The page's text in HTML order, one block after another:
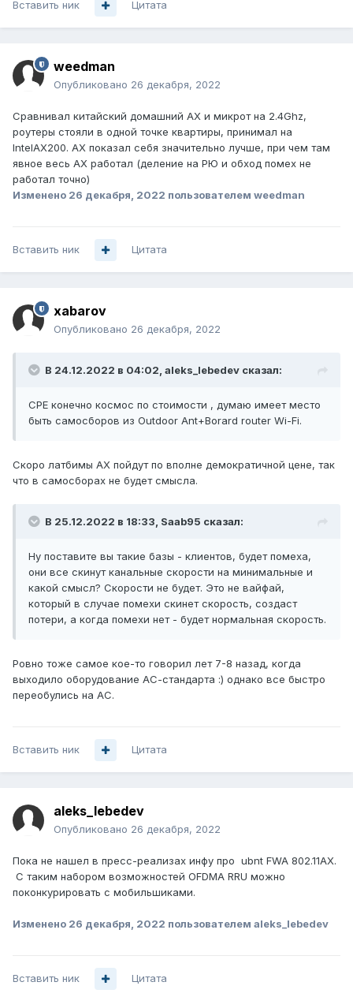
Вставить ник Цитата
weedman
Опубликовано 26 декабря, 2022
Сравнивал китайский домашний АХ и микрот на 2.4Ghz,
роутеры стояли в одной точке квартиры, принимал на
IntelAX200. АХ показал себя значительно лучше, при чем там
явное весь AX работал (деление на РЮ и обход помех не
работал точно)
Изменено 26 декабря, 2022 пользователем weedman
Вставить ник Цитата
xabarov
Опубликовано 26 декабря, 2022
В 24.12.2022 в 04:02, aleks_lebedev сказал:
CPE конечно космос по стоимости , думаю имеет место
быть самосборов из Outdoor Ant+Borard router Wi-Fi.
Скоро латбимы АХ пойдут по вполне демократичной цене, так
что в самосборах не будет смысла.
В 25.12.2022 в 18:33, Saab95 сказал:
Ну поставите вы такие базы - клиентов, будет помеха,
они все скинут канальные скорости на минимальные и
какой смысл? Скорости не будет. Это не вайфай,
который в случае помехи скинет скорость, создаст
потери, а когда помехи нет - будет нормальная скорость.
Ровно тоже самое кое-то говорил лет 7-8 назад, когда
выходило оборудование АС-стандарта :) однако все быстро
переобулись на АС.
Вставить ник Цитата
aleks_lebedev
Опубликовано 26 декабря, 2022
Пока не нашел в пресc-реализах инфу про ubnt FWA 802.11AX.
С таким набором возможностей OFDMA RRU можно
поконкурировать с мобильшиками.
Изменено 26 декабря, 2022 пользователем aleks_lebedev
Вставить ник Цитата